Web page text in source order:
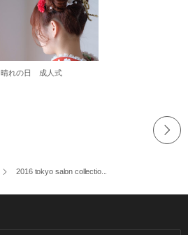
晴れの日 成人式
2016 tokyo salon collectio...